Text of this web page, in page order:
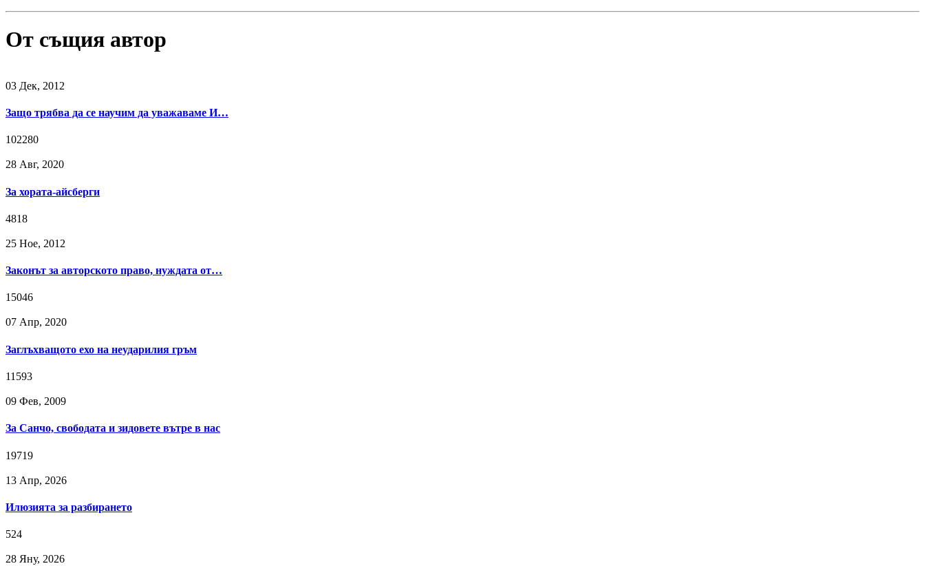
От същия автор
03 Дек, 2012
Защо трябва да се научим да уважаваме И…
102280
28 Авг, 2020
За хората-айсберги
4818
25 Ное, 2012
Законът за авторското право, нуждата от…
15046
07 Апр, 2020
Заглъхващото ехо на неударилия гръм
11593
09 Фев, 2009
За Санчо, свободата и зидовете вътре в нас
19719
13 Апр, 2026
Илюзията за разбирането
524
28 Яну, 2026